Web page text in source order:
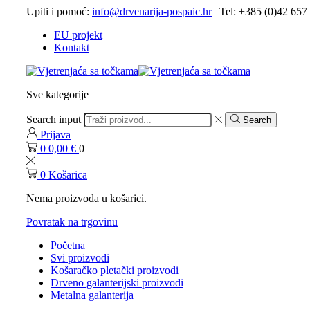
Upiti i pomoć: info@drvenarija-pospaic.hr
Tel: +385 (0)42 657
EU projekt
Kontakt
Sve kategorije
Search input Search
Prijava
0 0,00 € 0
0 Košarica
Nema proizvoda u košarici.
Povratak na trgovinu
Početna
Svi proizvodi
Košaračko pletački proizvodi
Drveno galanterijski proizvodi
Metalna galanterija